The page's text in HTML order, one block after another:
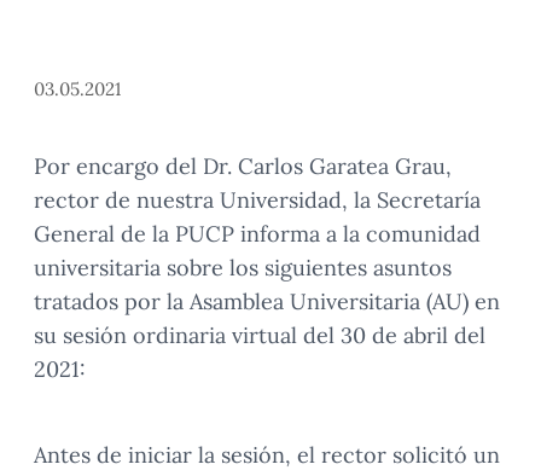
03.05.2021
Por encargo del Dr. Carlos Garatea Grau,
rector de nuestra Universidad, la Secretaría
General de la PUCP informa a la comunidad
universitaria sobre los siguientes asuntos
tratados por la Asamblea Universitaria (AU) en
su sesión ordinaria virtual del 30 de abril del
2021:
Antes de iniciar la sesión, el rector solicitó un